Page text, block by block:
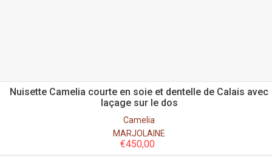
Nuisette Camelia courte en soie et dentelle de Calais avec
laçage sur le dos
Camelia
MARJOLAINE
€450,00